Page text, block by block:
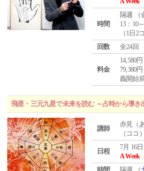
時間
隔週 （
13：10
（1日2
回数
全24回
料金
14,580
79,380
義開始
飛星・三元九星で未来を読む ～占時から導き
講師
赤見（
（ココ
日程
7月 16
A Week